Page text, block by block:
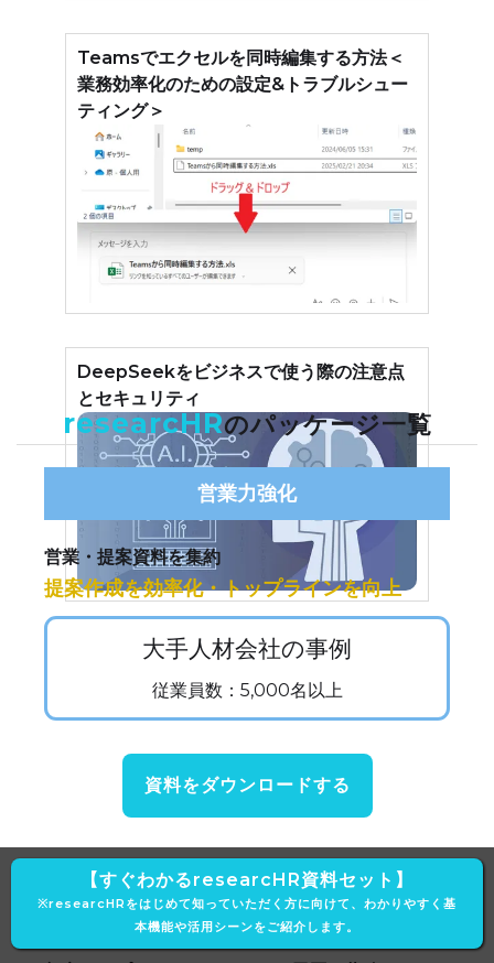
Teamsでエクセルを同時編集する方法＜
業務効率化のための設定&トラブルシュー
ティング＞
DeepSeekをビジネスで使う際の注意点
とセキュリティ
researcHRのパッケージ一覧
営業力強化
営業・提案資料を集約
提案作成を効率化・トップラインを向上
大手人材会社の事例
従業員数：5,000名以上
資料をダウンロードする
技術ナレッジ
【すぐわかるresearcHR資料セット】
※researcHRをはじめて知っていただく方に向けて、わかりやすく基
本機能や活用シーンをご紹介します。